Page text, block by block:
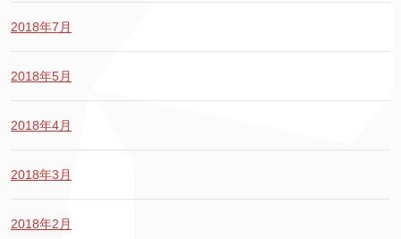
2018年7月
2018年5月
2018年4月
2018年3月
2018年2月